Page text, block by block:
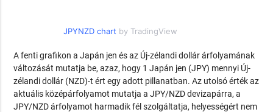
JPYNZD chart by TradingView
A fenti grafikon a Japán jen és az Új-zélandi dollár árfolyamának
változását mutatja be, azaz, hogy 1 Japán jen (JPY) mennyi Új-
zélandi dollár (NZD)-t ért egy adott pillanatban. Az utolsó érték az
aktuális középárfolyamot mutatja a JPY/NZD devizapárra, a
JPY/NZD árfolyamot harmadik fél szolgáltatja, helyességért nem